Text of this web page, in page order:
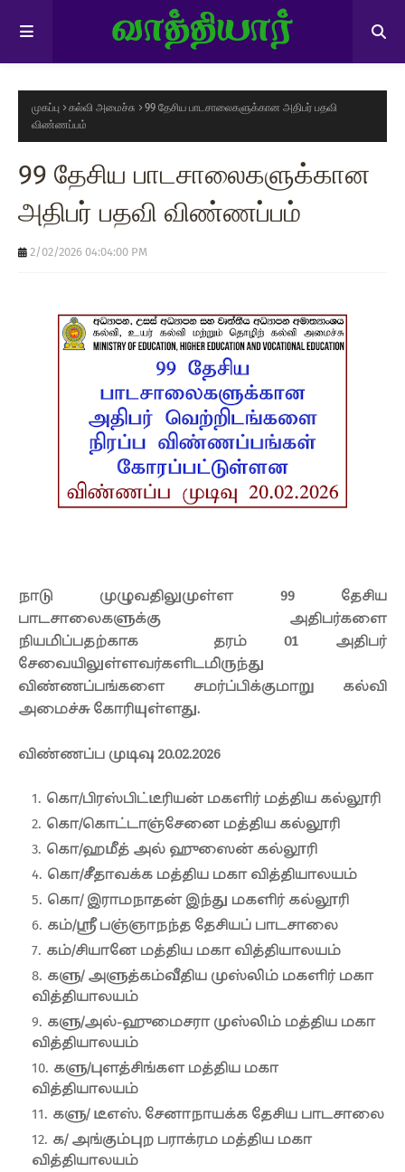
முகப்பு கல்வி அமைச்சு
99 தேசிய பாடசாலைகளுக்கான அதிபர் பதவி
விண்ணப்பம்
99 தேசிய பாடசாலைகளுக்கான
அதிபர் பதவி விண்ணப்பம்
2/02/2026 04:04:00 PM
நாடு முழுவதிலுமுள்ள 99 தேசிய
பாடசாலைகளுக்கு அதிபர்களை
நியமிப்பதற்காக தரம் 01 அதிபர்
சேவையிலுள்ளவர்களிடமிருந்து
விண்ணப்பங்களை சமர்ப்பிக்குமாறு கல்வி
அமைச்சு கோரியுள்ளது.
விண்ணப்ப முடிவு 20.02.2026
கொ/பிரஸ்பிட்டீரியன் மகளிர் மத்திய கல்லூரி
கொ/கொட்டாஞ்சேனை மத்திய கல்லூரி
கொ/ஹமீத் அல் ஹுஸைன் கல்லூரி
கொ/சீதாவக்க மத்திய மகா வித்தியாலயம்
கொ/ இராமநாதன் இந்து மகளிர் கல்லூரி
கம்/ஸ்ரீ பஞ்ஞாநந்த தேசியப் பாடசாலை
கம்/சியானே மத்திய மகா வித்தியாலயம்
களு/ அளுத்கம்வீதிய முஸ்லிம் மகளிர் மகா
வித்தியாலயம்
களு/அல்-ஹுமைசரா முஸ்லிம் மத்திய மகா
வித்தியாலயம்
களு/புளத்சிங்கள மத்திய மகா
வித்தியாலயம்
களு/ டீஎஸ். சேனாநாயக்க தேசிய பாடசாலை
க/ அங்கும்புற பராக்ரம மத்திய மகா
வித்தியாலயம்